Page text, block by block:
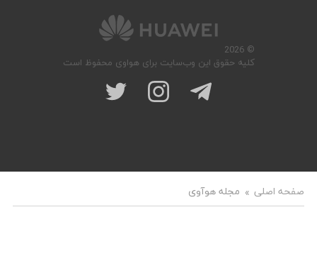
© 2026
کلیه حقوق این وب‌سایت برای هواوی محفوظ است
صفحه اصلی مجله هوآوی